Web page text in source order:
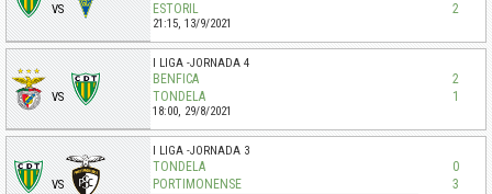
VS
ESTORIL
2
21:15, 13/9/2021
VS
I LIGA JORNADA 4
BENFICA
2
TONDELA
1
18:00, 29/8/2021
VS
I LIGA JORNADA 3
TONDELA
0
PORTIMONENSE
3